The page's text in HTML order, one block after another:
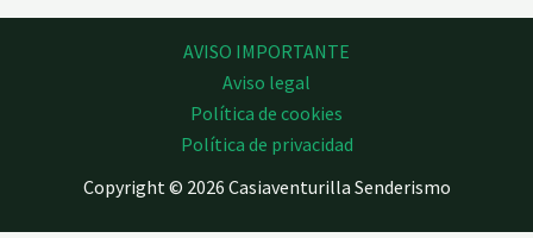
AVISO IMPORTANTE
Aviso legal
Política de cookies
Política de privacidad
Copyright © 2026 Casiaventurilla Senderismo